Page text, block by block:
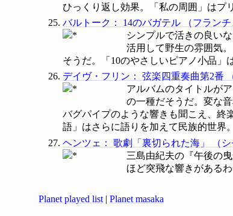
ひっくり返し効果。「私の周囲」はプ
バルトーク ： 14のバガテル （フラン
シンプルで活きの良い
活用して野生の雰囲気
そうだ。「10のやさしいピアノ小品」
デイヴ・フリン ： 弦楽四重奏曲第2番
アルバムのタイトルが
の一種だそうだ。変な
バグパイプのような響きも聞こえ、終
語」はさらに語りを加えて民族的世界
ヘンツェ ： 歌劇「裏切られた海」 （
三島由紀夫の『午後の
ほど突飛な響きがある
Planet played list | Planet masaka